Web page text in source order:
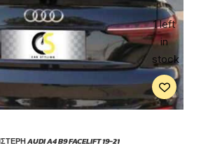
1 left
in
stock
AUDI A4 B9 FACELIFT 19-21